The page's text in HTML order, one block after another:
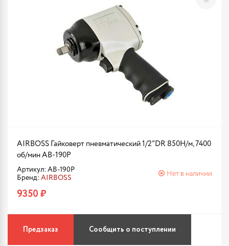
AIRBOSS Гайковерт пневматический 1/2"DR 850Н/м, 7400
об/мин AB-190P
Артикул: AB-190P
Бренд: AIRBOSS
Нет в наличии
9350 ₽
Предзаказ Сообщить о поступлении